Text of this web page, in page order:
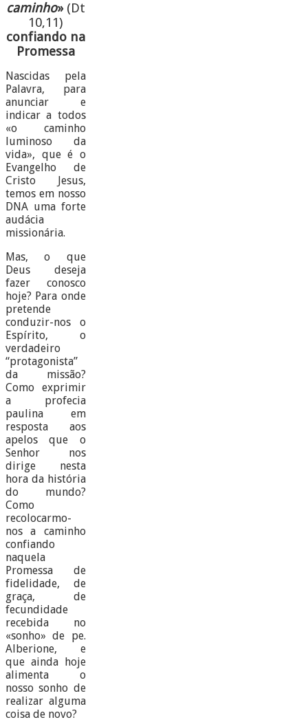
caminho»(Dt
10,11)
confiando na
Promessa
Nascidas pela
Palavra, para
anunciar e
indicar a todos
«o caminho
luminoso da
vida», que é o
Evangelho de
Cristo Jesus,
temos em nosso
DNA uma forte
audácia
missionária.
Mas, o que
Deus deseja
fazer conosco
hoje? Para onde
pretende
conduzir-nos o
Espírito, o
verdadeiro
“protagonista”
da missão?
Como exprimir
a profecia
paulina em
resposta aos
apelos que o
Senhor nos
dirige nesta
hora da história
do mundo?
Como
recolocarmo-
nos a caminho
confiando
naquela
Promessa de
fidelidade, de
graça, de
fecundidade
recebida no
«sonho» de pe.
Alberione, e
que ainda hoje
alimenta o
nosso sonho de
realizar alguma
coisa de novo?